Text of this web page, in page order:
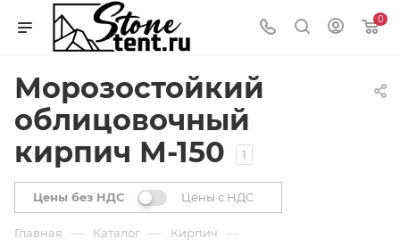
0
Морозостойкий
облицовочный
кирпич М-150
1
Цены без НДС Цены с НДС
Главная — Каталог — Кирпич —